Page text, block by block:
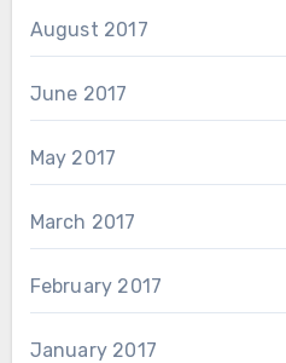
August 2017
June 2017
May 2017
March 2017
February 2017
January 2017